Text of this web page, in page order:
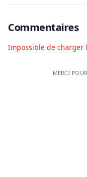
Commentaires
Impossible de charger
MERCI